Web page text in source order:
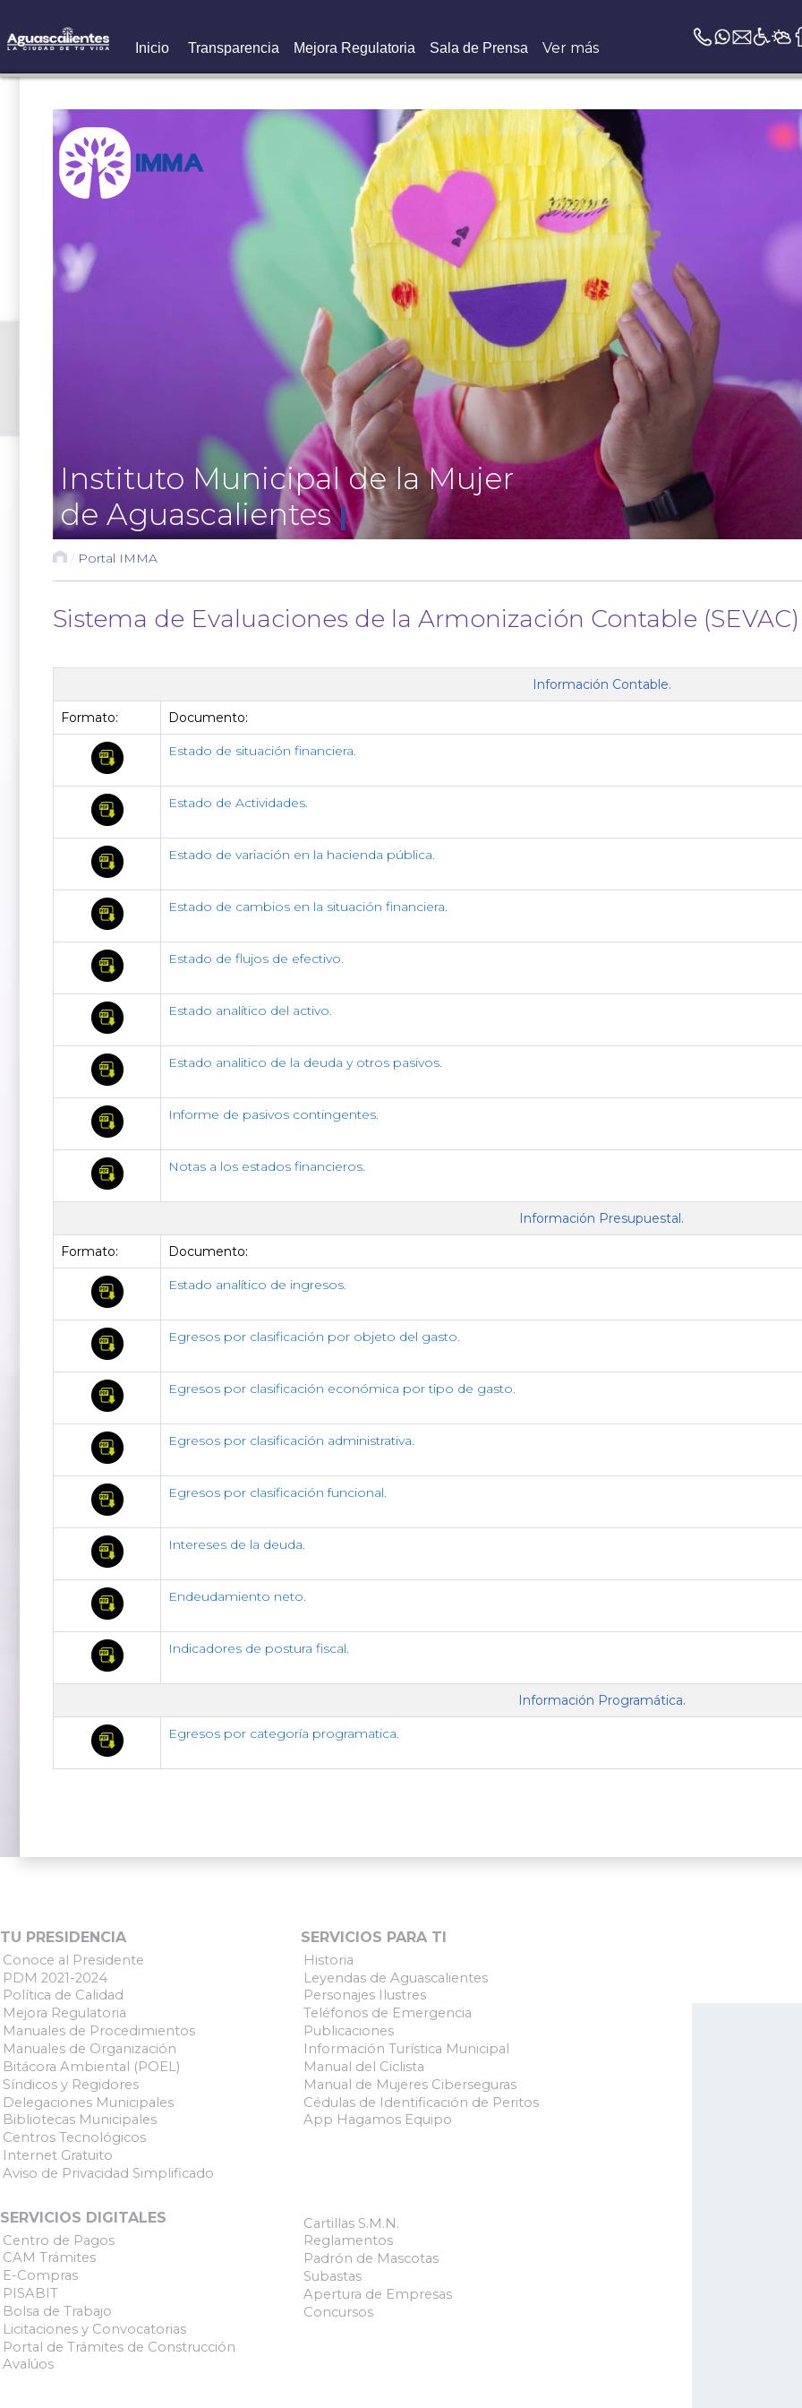
Inicio Transparencia Mejora Regulatoria Sala de Prensa Ver más
Instituto Municipal de la Mujer
de Aguascalientes|
/ Portal IMMA
Sistema de Evaluaciones de la Armonización Contable (SEVAC)
Información Contable.
Formato: Documento:
Estado de situación financiera.
Estado de Actividades.
Estado de variación en la hacienda pública.
Estado de cambios en la situación financiera.
Estado de flujos de efectivo.
Estado analítico del activo.
Estado analitico de la deuda y otros pasivos.
Informe de pasivos contingentes.
Notas a los estados financieros.
Información Presupuestal.
Formato: Documento:
Estado analítico de ingresos.
Egresos por clasificación por objeto del gasto.
Egresos por clasificación económica por tipo de gasto.
Egresos por clasificación administrativa.
Egresos por clasificación funcional.
Intereses de la deuda.
Endeudamiento neto.
Indicadores de postura fiscal.
Información Programática.
Egresos por categoría programatica.
TU PRESIDENCIA
Conoce al Presidente
PDM 2021-2024
Política de Calidad
Mejora Regulatoria
Manuales de Procedimientos
Manuales de Organización
Bitácora Ambiental (POEL)
Síndicos y Regidores
Delegaciones Municipales
Bibliotecas Municipales
Centros Tecnológicos
Internet Gratuito
Aviso de Privacidad Simplificado
SERVICIOS PARA TI
Historia
Leyendas de Aguascalientes
Personajes Ilustres
Teléfonos de Emergencia
Publicaciones
Información Turística Municipal
Manual del Ciclista
Manual de Mujeres Ciberseguras
Cédulas de Identificación de Peritos
App Hagamos Equipo
SERVICIOS DIGITALES
Centro de Pagos
CAM Trámites
E-Compras
PISABIT
Bolsa de Trabajo
Licitaciones y Convocatorias
Portal de Trámites de Construcción
Avalúos
Cartillas S.M.N.
Reglamentos
Padrón de Mascotas
Subastas
Apertura de Empresas
Concursos